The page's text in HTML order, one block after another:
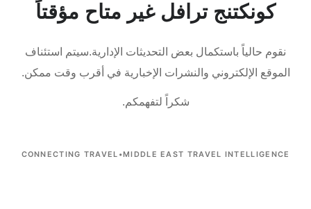
كونكتنج ترافل غير متاح مؤقتاً
نقوم حالياً باستكمال بعض التحديثات الإدارية.سيتم استئناف
الموقع الإلكتروني والنشرات الإخبارية في أقرب وقت ممكن.
شكراً لتفهمكم.
CONNECTING TRAVEL •MIDDLE EAST TRAVEL INTELLIGENCE